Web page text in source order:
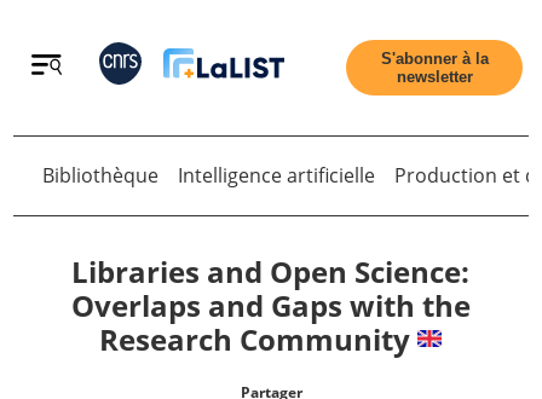
Retour
S'abonner à la
newsletter
Retour
Bibliothèque Intelligence artificielle Production et
Libraries and Open Science:
Overlaps and Gaps with the
Research Community
Partager